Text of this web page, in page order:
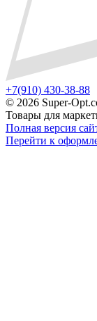
+7(910) 430-38-88
© 2026 Super-
Товары для
Полная версия
Перейти к